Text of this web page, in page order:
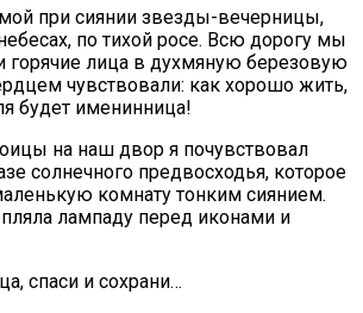
при сиянии звезды-вечерницы,
по тихой росе. Всю дорогу мы
горячие лица в духмяную березовую
чувствовали: как хорошо жить,
будет именинница!
на наш двор я почувствовал
солнечного предвосходья, которое
комнату тонким сиянием.
лампаду перед иконами и
спаси и сохрани…